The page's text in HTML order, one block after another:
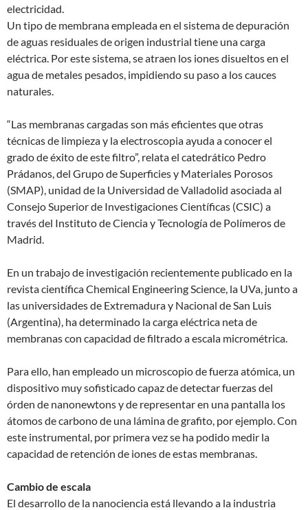
electricidad.
Un tipo de membrana empleada en el sistema de depuración
de aguas residuales de origen industrial tiene una carga
eléctrica. Por este sistema, se atraen los iones disueltos en el
agua de metales pesados, impidiendo su paso a los cauces
naturales.
“Las membranas cargadas son más eficientes que otras
técnicas de limpieza y la electroscopia ayuda a conocer el
grado de éxito de este filtro”, relata el catedrático Pedro
Prádanos, del Grupo de Superficies y Materiales Porosos
(SMAP), unidad de la Universidad de Valladolid asociada al
Consejo Superior de Investigaciones Científicas (CSIC) a
través del Instituto de Ciencia y Tecnología de Polímeros de
Madrid.
En un trabajo de investigación recientemente publicado en la
revista científica Chemical Engineering Science, la UVa, junto a
las universidades de Extremadura y Nacional de San Luis
(Argentina), ha determinado la carga eléctrica neta de
membranas con capacidad de filtrado a escala micrométrica.
Para ello, han empleado un microscopio de fuerza atómica, un
dispositivo muy sofisticado capaz de detectar fuerzas del
órden de nanonewtons y de representar en una pantalla los
átomos de carbono de una lámina de grafito, por ejemplo. Con
este instrumental, por primera vez se ha podido medir la
capacidad de retención de iones de estas membranas.
Cambio de escala
El desarrollo de la nanociencia está llevando a la industria